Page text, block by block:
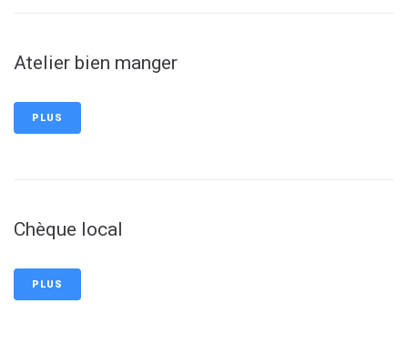
Atelier bien manger
PLUS
Chèque local
PLUS